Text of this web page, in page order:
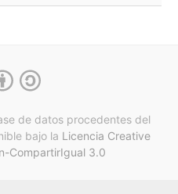
de datos procedentes del
bajo la Licencia Creative
CompartirIgual 3.0